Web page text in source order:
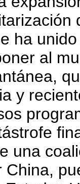
ha
al
y
una
China,